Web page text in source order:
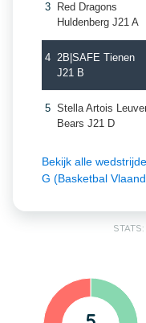
3
Red Dragons
Huldenberg J21 A
4 2B|SAFE Tienen
J21 B
5 Stella Artois
Bears J21 D
Bekijk alle
G (Basketbal